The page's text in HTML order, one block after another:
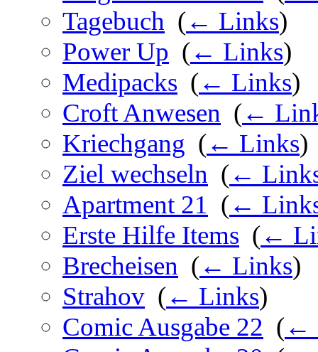
Tagebuch (← Links)
Power Up (← Links)
Medipacks (← Links)
Croft Anwesen (←
Kriechgang (← Links)
Ziel wechseln (←
Apartment 21 (←
Erste Hilfe Items (←
Brecheisen (← Links)
Strahov (← Links)
Comic Ausgabe 22 (←